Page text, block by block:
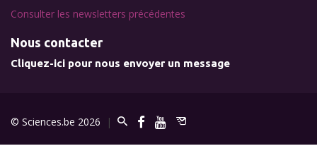
Consulter les newsletters précédentes
Nous contacter
Cliquez-ici pour nous envoyer un message
© Sciences.be 2026 |